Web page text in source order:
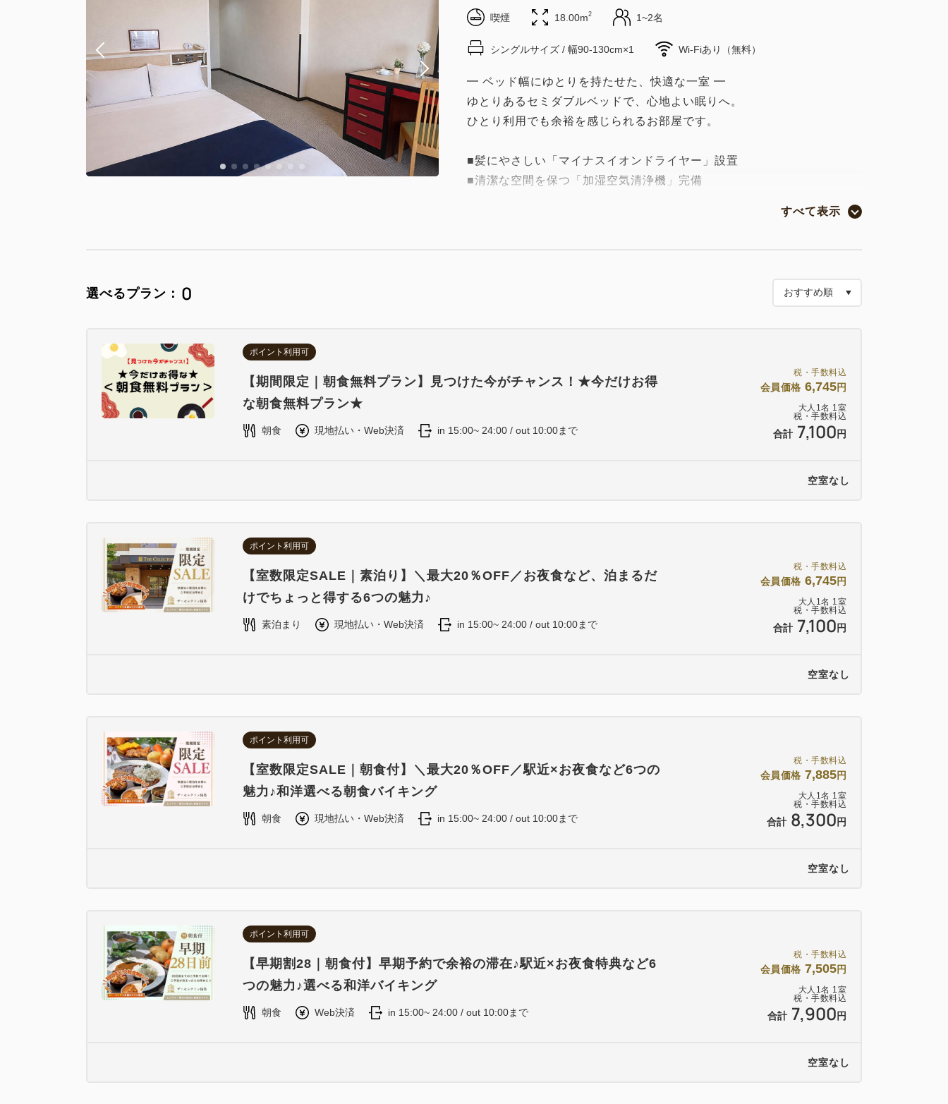
喫煙 18.00m2 1~2名
シングルサイズ / 幅90-130cm×1 Wi-Fiあり（無料）
━ ベッド幅にゆとりを持たせた、快適な一室 ━
ゆとりあるセミダブルベッドで、心地よい眠りへ。
ひとり利用でも余裕を感じられるお部屋です。
■髪にやさしい「マイナスイオンドライヤー」設置
■清潔な空間を保つ「加湿空気清浄機」完備
【貸出備品】
■アメニティバーのご案内■
お好みに合わせてお選びいただける、環境配慮型のサービスです
すべて表示
選べるプラン： 0
税・手数料込
会員価格 6,745円
大人 1名 1室
税・手数料込
合計 7,100 円
ポイント利用可
【期間限定｜朝食無料プラン】見つけた今がチャンス！★今だけお得
な朝食無料プラン★
朝食 現地払い・Web決済 in 15:00~ 24:00 / out 10:00まで
空室なし
税・手数料込
会員価格 6,745円
大人 1名 1室
税・手数料込
合計 7,100 円
ポイント利用可
【室数限定SALE｜素泊り】＼最大20％OFF／お夜食など、泊まるだ
けでちょっと得する6つの魅力♪
素泊まり 現地払い・Web決済 in 15:00~ 24:00 / out 10:00まで
空室なし
税・手数料込
会員価格 7,885円
大人 1名 1室
税・手数料込
合計 8,300 円
ポイント利用可
【室数限定SALE｜朝食付】＼最大20％OFF／駅近×お夜食など6つの
魅力♪和洋選べる朝食バイキング
朝食 現地払い・Web決済 in 15:00~ 24:00 / out 10:00まで
空室なし
税・手数料込
会員価格 7,505円
大人 1名 1室
税・手数料込
合計 7,900 円
ポイント利用可
【早期割28｜朝食付】早期予約で余裕の滞在♪駅近×お夜食特典など6
つの魅力♪選べる和洋バイキング
朝食 Web決済 in 15:00~ 24:00 / out 10:00まで
空室なし